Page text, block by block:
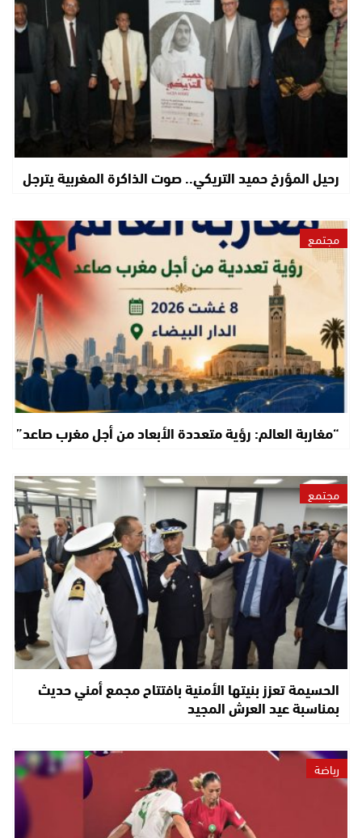
رحيل المؤرخ حميد التريكي.. صوت الذاكرة المغربية يترجل
مجتمع
“مغاربة العالم: رؤية متعددة الأبعاد من أجل مغرب صاعد”
مجتمع
الحسيمة تعزز بنيتها الأمنية بافتتاح مجمع أمني حديث
بمناسبة عيد العرش المجيد
رياضة